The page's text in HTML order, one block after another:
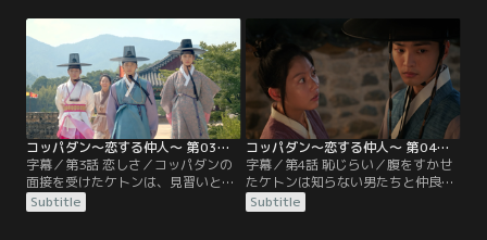
めてしまうことに。一方、鍛冶職人
のキム・スはケトンとの結婚の仲介
をコッパダンのマ・フンに依頼する
が、何度も断られてしまう。そんな
中、コッパダンはケトンが広めたう
わさのせいで…。
しい言葉を聞きケトンは結婚を決め
る。婚礼の準備が滞りなく行われる
中、スは母のかんざしを家に置き忘
れたことに気付く。急いで取りに戻
るのだが、そこで何者かに襲われ連
れていかれる。
コッパダン～恋する仲人～ 第03話／字幕
字幕／第3話 恋しさ／コッパダンの
面接を受けたケトンは、見習いとし
て働くことになる。マ・フンはケト
ンに、共にイ・スを捜すことを約束
Subtitle
コッパダン～恋する仲人～ 第04話／字幕
字幕／第4話 恥じらい／腹をすかせ
たケトンは知らない男たちと仲良く
なり、ごちそうしてもらうことに。
そこにケトンを心配して捜しに来た
Subtitle